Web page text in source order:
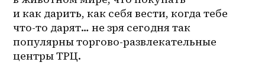
и как дарить, как себя вести, когда тебе
что-то дарят… не зря сегодня так
популярны торгово-развлекательные
центры ТРЦ.